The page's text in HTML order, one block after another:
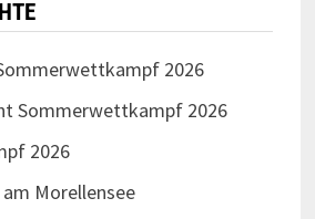
2026
Sommerwettkampf 2026
2026
Morellensee